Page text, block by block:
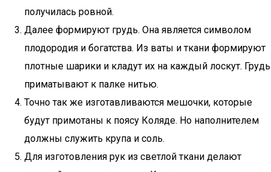
получилась ровной.
Далее формируют грудь. Она является символом
плодородия и богатства. Из ваты и ткани формируют
плотные шарики и кладут их на каждый лоскут. Грудь
приматывают к палке нитью.
Точно так же изготавливаются мешочки, которые
будут примотаны к поясу Коляде. Но наполнителем
должны служить крупа и соль.
Для изготовления рук из светлой ткани делают